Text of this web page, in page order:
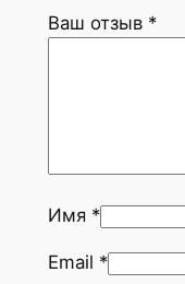
o
n
i
a
Ваш отзыв *
Имя *
Email *